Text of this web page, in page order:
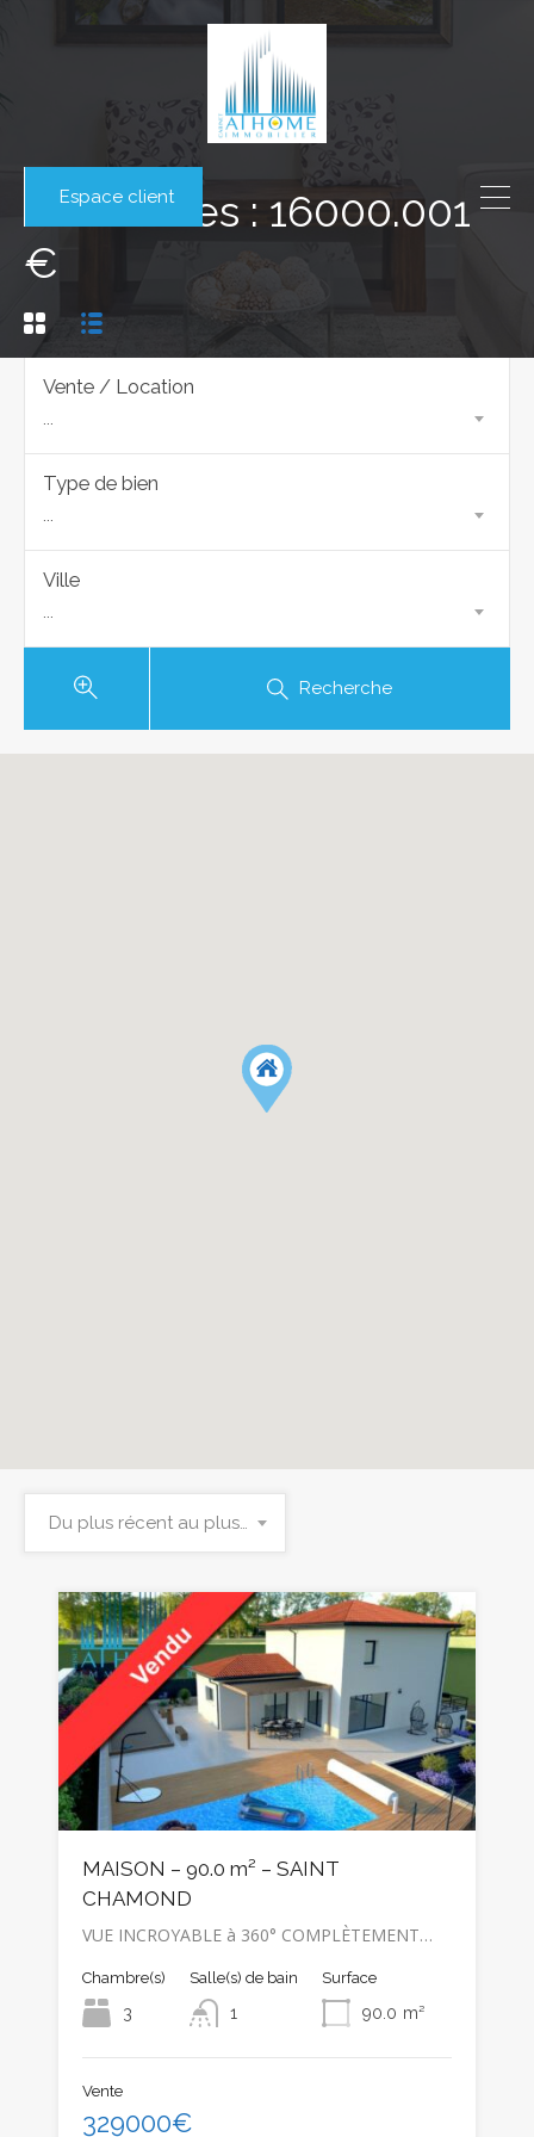
Espace client
Honoraires : 16000.001
€
Vente / Location
...
Type de bien
...
Ville
...
Recherche
Du plus récent au plus ancien
MAISON – 90.0 m² – SAINT
CHAMOND
VUE INCROYABLE à 360° COMPLÈTEMENT…
Chambre(s)
3
Salle(s) de bain
1
Surface
90.0 m²
Vente
329000€